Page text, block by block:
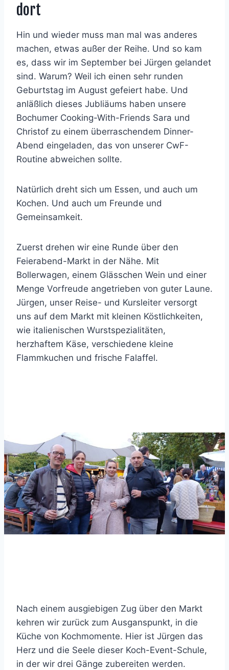
dort
Hin und wieder muss man mal was anderes
machen, etwas außer der Reihe. Und so kam
es, dass wir im September bei Jürgen gelandet
sind. Warum? Weil ich einen sehr runden
Geburtstag im August gefeiert habe. Und
anläßlich dieses Jubliäums haben unsere
Bochumer Cooking-With-Friends Sara und
Christof zu einem überraschendem Dinner-
Abend eingeladen, das von unserer CwF-
Routine abweichen sollte.
Natürlich dreht sich um Essen, und auch um
Kochen. Und auch um Freunde und
Gemeinsamkeit.
Zuerst drehen wir eine Runde über den
Feierabend-Markt in der Nähe. Mit
Bollerwagen, einem Glässchen Wein und einer
Menge Vorfreude angetrieben von guter Laune.
Jürgen, unser Reise- und Kursleiter versorgt
uns auf dem Markt mit kleinen Köstlichkeiten,
wie italienischen Wurstspezialitäten,
herzhaftem Käse, verschiedene kleine
Flammkuchen und frische Falaffel.
Nach einem ausgiebigen Zug über den Markt
kehren wir zurück zum Ausganspunkt, in die
Küche von Kochmomente. Hier ist Jürgen das
Herz und die Seele dieser Koch-Event-Schule,
in der wir drei Gänge zubereiten werden.